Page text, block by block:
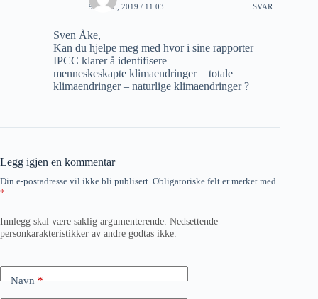
9 APRIL, 2019 / 11:03 SVAR
Sven Åke,
Kan du hjelpe meg med hvor i sine rapporter
IPCC klarer å identifisere
menneskeskapte klimaendringer = totale
klimaendringer – naturlige klimaendringer ?
Legg igjen en kommentar
Din e-postadresse vil ikke bli publisert. Obligatoriske felt er merket med
*
Innlegg skal være saklig argumenterende. Nedsettende
personkarakteristikker av andre godtas ikke.
Navn*